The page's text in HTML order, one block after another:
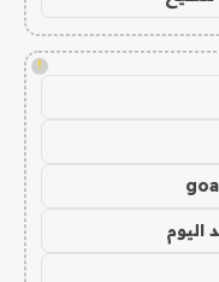
!
اليوم